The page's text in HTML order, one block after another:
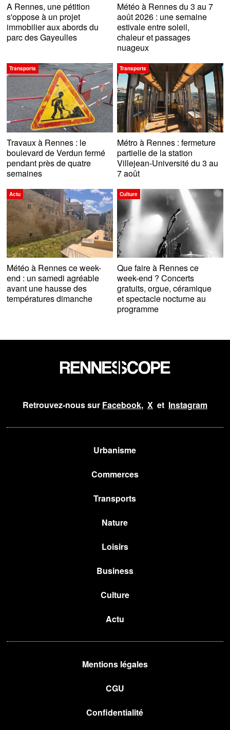
A Rennes, une pétition
s'oppose à un projet
immobilier aux abords du
parc des Gayeulles
Météo à Rennes du 3 au 7
août 2026 : une semaine
estivale entre soleil,
chaleur et passages
nuageux
Transports
Travaux à Rennes : le
boulevard de Verdun fermé
pendant près de quatre
semaines
Transports
Métro à Rennes : fermeture
partielle de la station
Villejean-Université du 3 au
7 août
Actu
Météo à Rennes ce week-
end : un samedi agréable
avant une hausse des
températures dimanche
Culture
Que faire à Rennes ce
week-end ? Concerts
gratuits, orgue, céramique
et spectacle nocturne au
programme
Retrouvez-nous sur Facebook, Xet Instagram
Urbanisme
Commerces
Transports
Nature
Loisirs
Business
Culture
Actu
Mentions légales
CGU
Confidentialité